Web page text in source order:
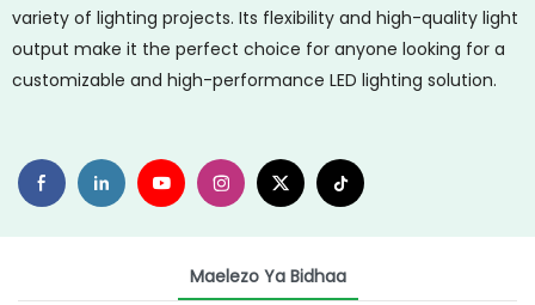
variety of lighting projects. Its flexibility and high-quality light
output make it the perfect choice for anyone looking for a
customizable and high-performance LED lighting solution.
Maelezo Ya Bidhaa